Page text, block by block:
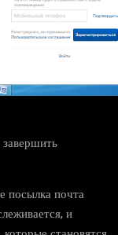
завершить
посылка почта
и